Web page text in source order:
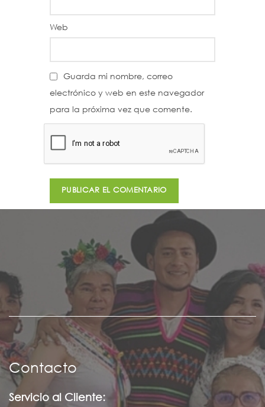
Web
Guarda mi nombre, correo
electrónico y web en este navegador
para la próxima vez que comente.
Contacto
Servicio al Cliente: